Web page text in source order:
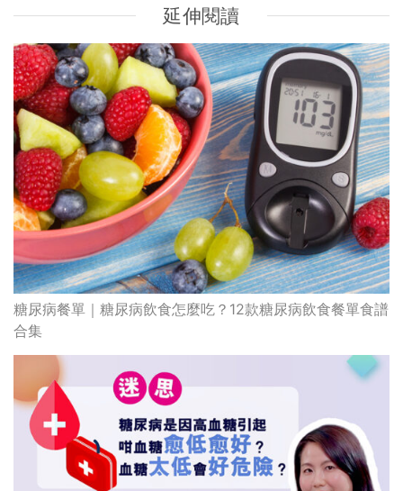
延伸閱讀
糖尿病餐單｜糖尿病飲食怎麼吃？12款糖尿病飲食餐單食譜
合集